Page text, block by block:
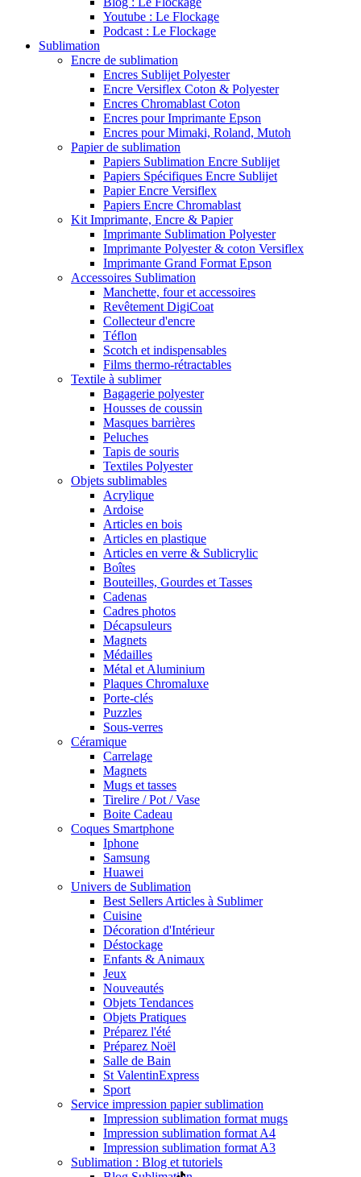
Youtube : Le Flockage
Podcast : Le Flockage
Sublimation
Encre de sublimation
Encres Sublijet Polyester
Encre Versiflex Coton & Polyester
Encres Chromablast Coton
Encres pour Imprimante Epson
Encres pour Mimaki, Roland, Mutoh
Papier de sublimation
Papiers Sublimation Encre Sublijet
Papiers Spécifiques Encre Sublijet
Papier Encre Versiflex
Papiers Encre Chromablast
Kit Imprimante, Encre & Papier
Imprimante Sublimation Polyester
Imprimante Polyester & coton Versiflex
Imprimante Grand Format Epson
Accessoires Sublimation
Manchette, four et accessoires
Revêtement DigiCoat
Collecteur d'encre
Téflon
Scotch et indispensables
Films thermo-rétractables
Textile à sublimer
Bagagerie polyester
Housses de coussin
Masques barrières
Peluches
Tapis de souris
Textiles Polyester
Objets sublimables
Acrylique
Ardoise
Articles en bois
Articles en plastique
Articles en verre & Sublicrylic
Boîtes
Bouteilles, Gourdes et Tasses
Cadenas
Cadres photos
Décapsuleurs
Magnets
Médailles
Métal et Aluminium
Plaques Chromaluxe
Porte-clés
Puzzles
Sous-verres
Céramique
Carrelage
Magnets
Mugs et tasses
Tirelire / Pot / Vase
Boite Cadeau
Coques Smartphone
Iphone
Samsung
Huawei
Univers de Sublimation
Best Sellers Articles à Sublimer
Cuisine
Décoration d'Intérieur
Déstockage
Enfants & Animaux
Jeux
Nouveautés
Objets Tendances
Objets Pratiques
Préparez l'été
Préparez Noël
Salle de Bain
St ValentinExpress
Sport
Service impression papier sublimation
Impression sublimation format mugs
Impression sublimation format A4
Impression sublimation format A3
Sublimation : Blog et tutoriels